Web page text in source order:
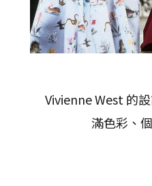
Vivienne West 的
滿色彩、